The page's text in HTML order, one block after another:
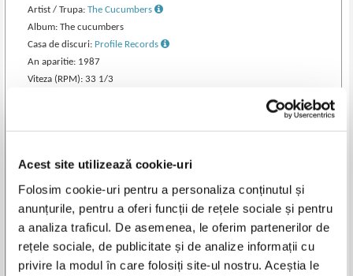
Acest site utilizează cookie-uri
Folosim cookie-uri pentru a personaliza conținutul și
anunțurile, pentru a oferi funcții de rețele sociale și pentru
a analiza traficul. De asemenea, le oferim partenerilor de
rețele sociale, de publicitate și de analize informații cu
privire la modul în care folosiți site-ul nostru. Aceștia le
Artist / Trupa:The Cucumbers
Album: The cucumbers
Casa de discuri: Profile Records
An aparitie: 1987
Viteza (RPM): 33 1/3
Numar de discuri: 1
Stare: buna
Suport: vinil
Fata A:
1. My boyfriend
2. Work together
3. Tiger